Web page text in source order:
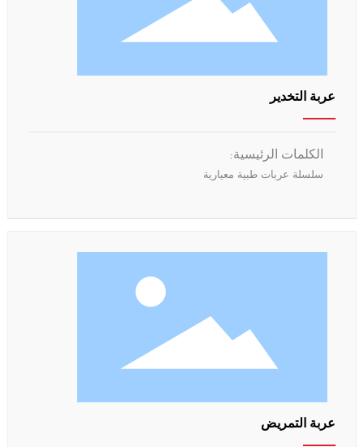
عربة التخدير
الكلمات الرئيسية:
سلسلة عربات طبية معيارية
عربة التمريض